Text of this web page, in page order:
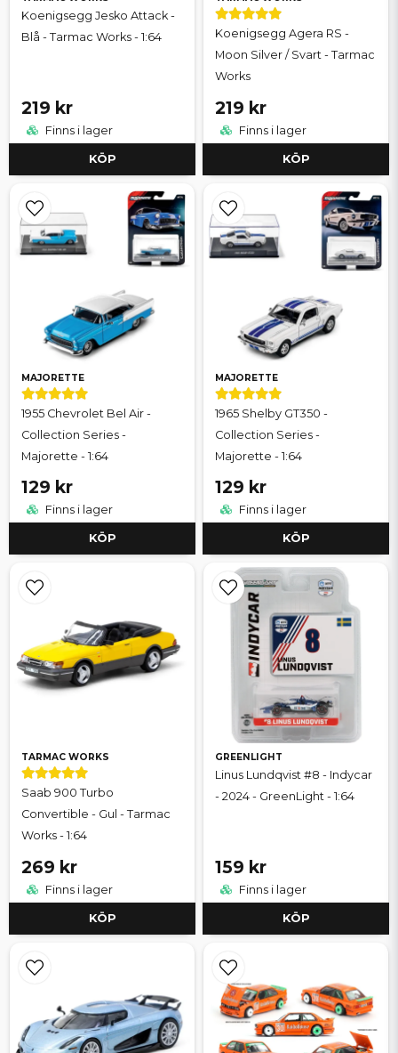
Koenigsegg Jesko Attack -
Blå - Tarmac Works - 1:64
219 kr
Finns i lager
KÖP
Koenigsegg Agera RS -
Moon Silver / Svart - Tarmac
Works
219 kr
Finns i lager
KÖP
MAJORETTE
1955 Chevrolet Bel Air -
Collection Series -
Majorette - 1:64
129 kr
Finns i lager
KÖP
MAJORETTE
1965 Shelby GT350 -
Collection Series -
Majorette - 1:64
129 kr
Finns i lager
KÖP
TARMAC WORKS
Saab 900 Turbo
Convertible - Gul - Tarmac
Works - 1:64
269 kr
Finns i lager
KÖP
GREENLIGHT
Linus Lundqvist #8 - Indycar
- 2024 - GreenLight - 1:64
159 kr
Finns i lager
KÖP